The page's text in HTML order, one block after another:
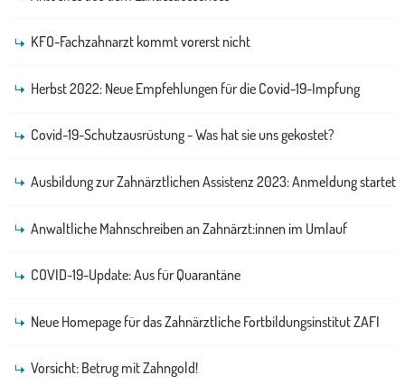
KFO-Fachzahnarzt kommt vorerst nicht
Herbst 2022: Neue Empfehlungen für die Covid-19-Impfung
Covid-19-Schutzausrüstung - Was hat sie uns gekostet?
Ausbildung zur Zahnärztlichen Assistenz 2023: Anmeldung startet
Anwaltliche Mahnschreiben an Zahnärzt:innen im Umlauf
COVID-19-Update: Aus für Quarantäne
Neue Homepage für das Zahnärztliche Fortbildungsinstitut ZAFI
Vorsicht: Betrug mit Zahngold!